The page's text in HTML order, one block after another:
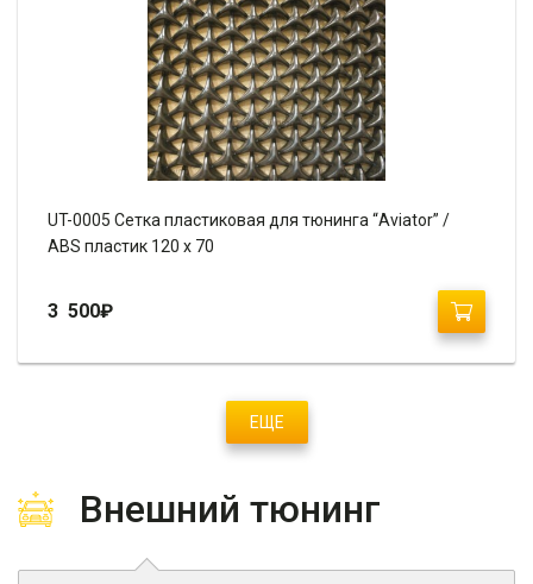
UT-0005 Сетка пластиковая для тюнинга “Aviator” /
ABS пластик 120 х 70
3 500₽
ЕЩЕ
Внешний тюнинг